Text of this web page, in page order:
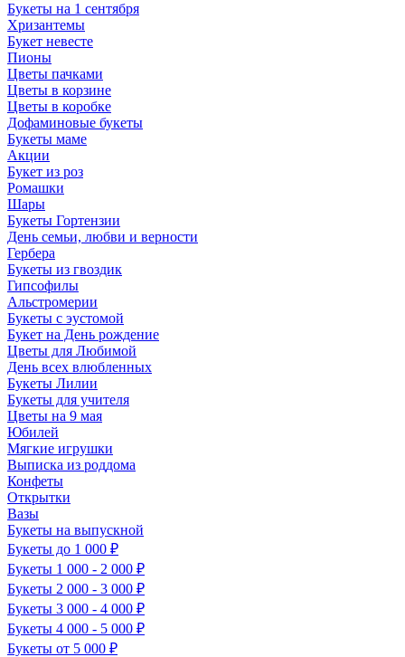
Букеты на 1 сентября
Хризантемы
Букет невесте
Пионы
Цветы пачками
Цветы в корзине
Цветы в коробке
Дофаминовые букеты
Букеты маме
Акции
Букет из роз
Ромашки
Шары
Букеты Гортензии
День семьи, любви и верности
Гербера
Букеты из гвоздик
Гипсофилы
Альстромерии
Букеты с эустомой
Букет на День рождение
Цветы для Любимой
День всех влюбленных
Букеты Лилии
Букеты для учителя
Цветы на 9 мая
Юбилей
Мягкие игрушки
Выписка из роддома
Конфеты
Открытки
Вазы
Букеты на выпускной
Букеты до 1 000 ₽
Букеты 1 000 - 2 000 ₽
Букеты 2 000 - 3 000 ₽
Букеты 3 000 - 4 000 ₽
Букеты 4 000 - 5 000 ₽
Букеты от 5 000 ₽